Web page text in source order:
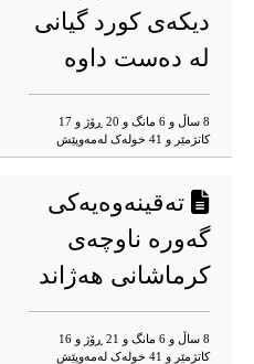
دیکەی کورد گیانی
لە دەست داوە
8 ساڵ و 6 مانگ و 20 ڕۆژ و 17
کاتژمێر و 41 خوله‌ک له‌مه‌وپێش‌
تەقینەوەیەکی
گەورە ناوچەی
کرماشانی هەژاند
8 ساڵ و 6 مانگ و 21 ڕۆژ و 16
کاتژمێر و 41 خوله‌ک له‌مه‌وپێش‌